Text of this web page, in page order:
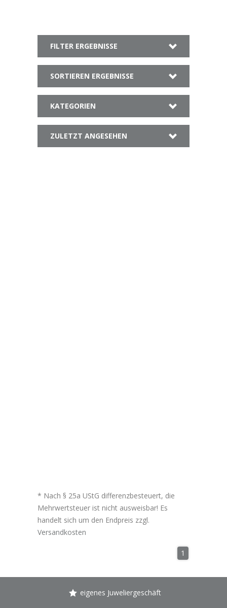
FILTER ERGEBNISSE
SORTIEREN ERGEBNISSE
KATEGORIEN
ZULETZT ANGESEHEN
* Nach § 25a UStG differenzbesteuert, die
Mehrwertsteuer ist nicht ausweisbar! Es
handelt sich um den Endpreis zzgl.
Versandkosten
1
eigenes Juweliergeschäft